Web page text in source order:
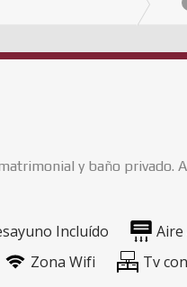
y baño privado.
Incluído Aire
Zona Wifi Tv